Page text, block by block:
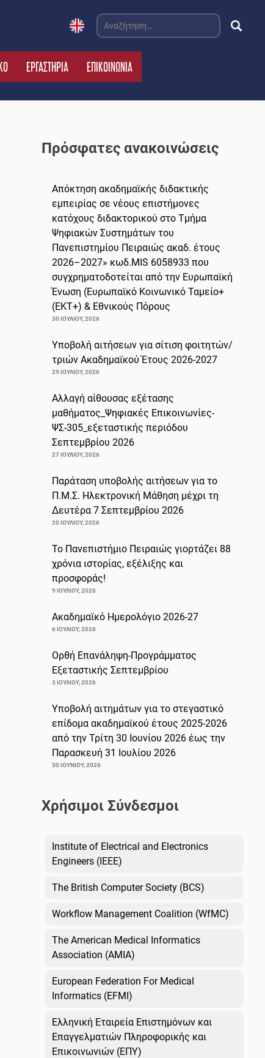
Αναζήτηση
για:
ΕΡΓΑΣΤΗΡΙΑ ΕΠΙΚΟΙΝΩΝΙΑ
Πρόσφατες ανακοινώσεις
Απόκτηση ακαδημαϊκής διδακτικής
εμπειρίας σε νέους επιστήμονες
κατόχους διδακτορικού στο Τμήμα
Ψηφιακών Συστημάτων του
Πανεπιστημίου Πειραιώς ακαδ. έτους
2026–2027» κωδ.MIS 6058933 που
συγχρηματοδοτείται από την Ευρωπαϊκή
Ένωση (Ευρωπαϊκό Κοινωνικό Ταμείο+
(ΕΚΤ+) & Εθνικούς Πόρους
30 ΙΟΥΛΊΟΥ, 2026
Υποβολή αιτήσεων για σίτιση φοιτητών/
τριών Ακαδημαϊκού Έτους 2026-2027
29 ΙΟΥΛΊΟΥ, 2026
Αλλαγή αίθουσας εξέτασης
μαθήματος_Ψηφιακές Επικοινωνίες-
ΨΣ-305_εξεταστικής περιόδου
Σεπτεμβρίου 2026
27 ΙΟΥΛΊΟΥ, 2026
Παράταση υποβολής αιτήσεων για το
Π.Μ.Σ. Ηλεκτρονική Μάθηση μέχρι τη
Δευτέρα 7 Σεπτεμβρίου 2026
20 ΙΟΥΛΊΟΥ, 2026
Το Πανεπιστήμιο Πειραιώς γιορτάζει 88
χρόνια ιστορίας, εξέλιξης και
προσφοράς!
9 ΙΟΥΛΊΟΥ, 2026
Ακαδημαϊκό Ημερολόγιο 2026-27
6 ΙΟΥΛΊΟΥ, 2026
Ορθή Επανάληψη-Προγράμματος
Εξεταστικής Σεπτεμβρίου
3 ΙΟΥΛΊΟΥ, 2026
Υποβολή αιτημάτων για το στεγαστικό
επίδομα ακαδημαϊκού έτους 2025-2026
από την Τρίτη 30 Ιουνίου 2026 έως την
Παρασκευή 31 Ιουλίου 2026
30 ΙΟΥΝΊΟΥ, 2026
Χρήσιμοι Σύνδεσμοι
Institute of Electrical and Electronics
Engineers (IEEE)
The British Computer Society (BCS)
Workflow Management Coalition (WfMC)
The American Medical Informatics
Association (AMIA)
European Federation For Medical
Informatics (EFMI)
Ελληνική Εταιρεία Επιστημόνων και
Επαγγελματιών Πληροφορικής και
Επικοινωνιών (ΕΠΥ)